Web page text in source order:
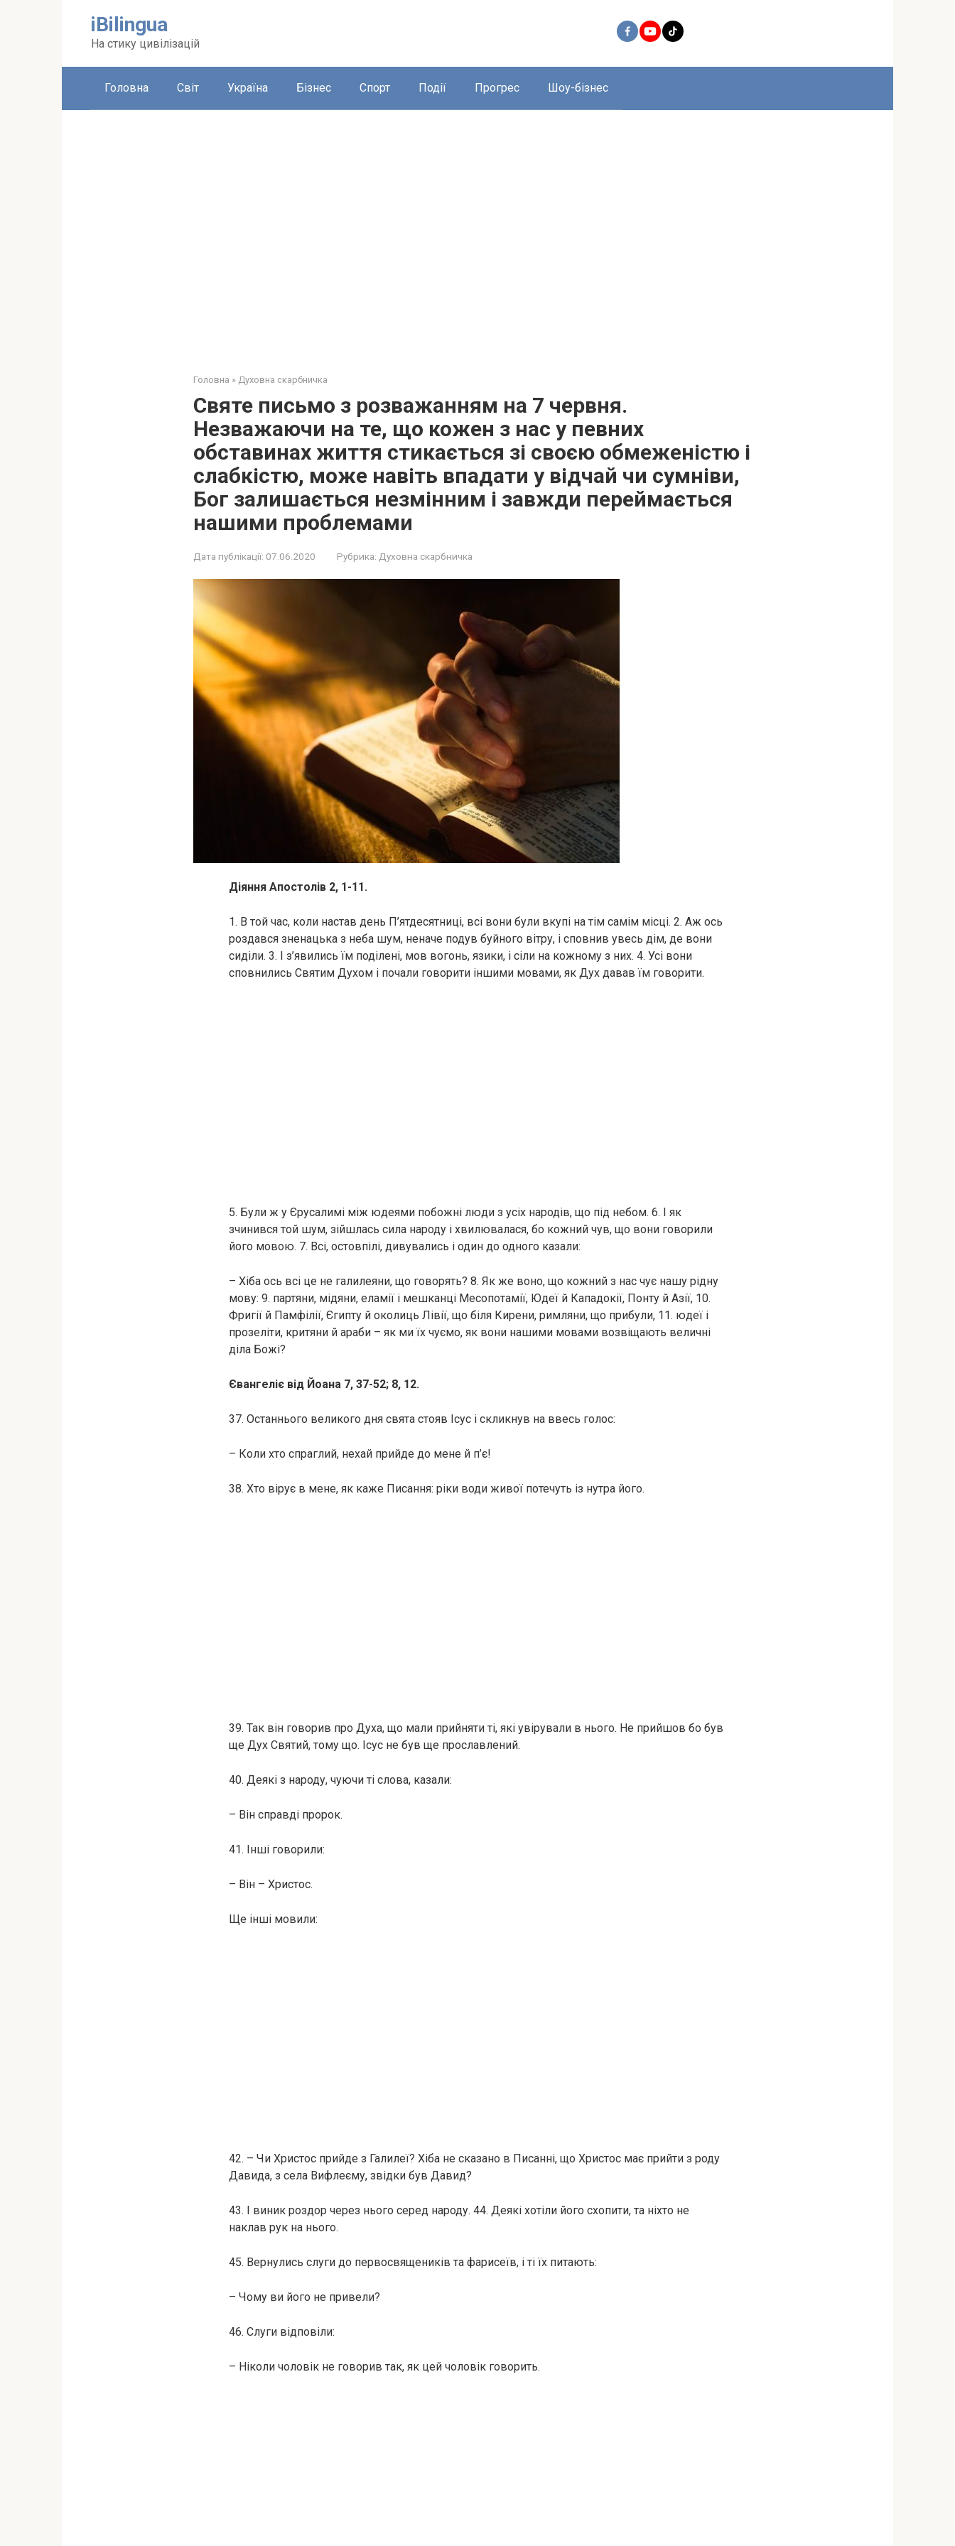
iBilingua
На стику цивілізацій
Головна Світ Україна Бізнес Спорт Події Прогрес Шоу-бізнес
Головна » Духовна скарбничка
Святе письмо з розважанням на 7 червня.
Незважаючи на те, що кожен з нас у певних
обставинах життя стикається зі своєю обмеженістю і
слабкістю, може навіть впадати у відчай чи сумніви,
Бог залишається незмінним і завжди переймається
нашими проблемами
Дата публікації: 07.06.2020 Рубрика: Духовна скарбничка
Діяння Апостолів 2, 1-11.
1. В той час, коли настав день П’ятдесятниці, всі вони були вкупі на тім самім місці. 2. Аж ось
роздався зненацька з неба шум, неначе подув буйного вітру, і сповнив увесь дім, де вони
сиділи. 3. І з’явились їм поділені, мов вогонь, язики, і сіли на кожному з них. 4. Усі вони
сповнились Святим Духом і почали говорити іншими мовами, як Дух давав їм говорити.
5. Були ж у Єрусалимі між юдеями побожні люди з усіх народів, що під небом. 6. І як
зчинився той шум, зійшлась сила народу і хвилювалася, бо кожний чув, що вони говорили
його мовою. 7. Всі, остовпілі, дивувались і один до одного казали:
– Хіба ось всі це не галилеяни, що говорять? 8. Як же воно, що кожний з нас чує нашу рідну
мову: 9. партяни, мідяни, еламії і мешканці Месопотамії, Юдеї й Кападокії, Понту й Азії, 10.
Фригії й Памфілії, Єгипту й околиць Лівії, що біля Кирени, римляни, що прибули, 11. юдеї і
прозеліти, критяни й араби – як ми їх чуємо, як вони нашими мовами возвіщають величні
діла Божі?
Євангеліє від Йоана 7, 37-52; 8, 12.
37. Останнього великого дня свята стояв Ісус і скликнув на ввесь голос:
– Коли хто спраглий, нехай прийде до мене й п’є!
38. Хто вірує в мене, як каже Писання: ріки води живої потечуть із нутра його.
39. Так він говорив про Духа, що мали прийняти ті, які увірували в нього. Не прийшов бо був
ще Дух Святий, тому що. Ісус не був ще прославлений.
40. Деякі з народу, чуючи ті слова, казали:
– Він справді пророк.
41. Інші говорили:
– Він – Христос.
Ще інші мовили:
42. – Чи Христос прийде з Галилеї? Хіба не сказано в Писанні, що Христос має прийти з роду
Давида, з села Вифлеєму, звідки був Давид?
43. І виник роздор через нього серед народу. 44. Деякі хотіли його схопити, та ніхто не
наклав рук на нього.
45. Вернулись слуги до первосвящеників та фарисеїв, і ті їх питають:
– Чому ви його не привели?
46. Слуги відповіли:
– Ніколи чоловік не говорив так, як цей чоловік говорить.